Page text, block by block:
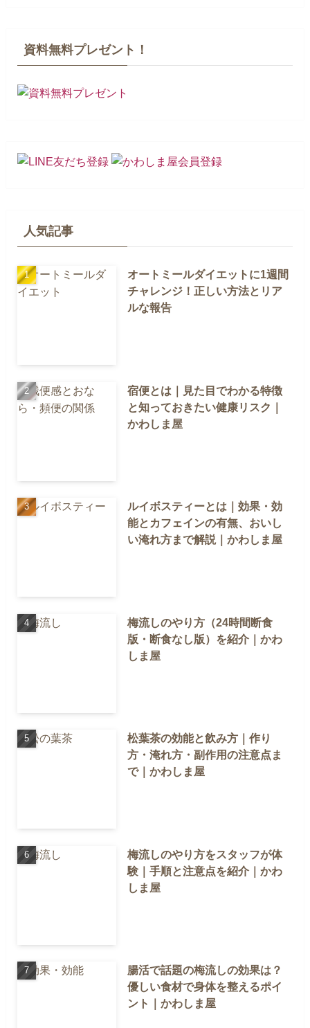
資料無料プレゼント！
人気記事
オートミールダイエットに1週間
チャレンジ！正しい方法とリア
ルな報告
宿便とは｜見た目でわかる特徴
と知っておきたい健康リスク｜
かわしま屋
ルイボスティーとは｜効果・効
能とカフェインの有無、おいし
い淹れ方まで解説｜かわしま屋
梅流しのやり方（24時間断食
版・断食なし版）を紹介｜かわ
しま屋
松葉茶の効能と飲み方｜作り
方・淹れ方・副作用の注意点ま
で｜かわしま屋
梅流しのやり方をスタッフが体
験｜手順と注意点を紹介｜かわ
しま屋
腸活で話題の梅流しの効果は？
優しい食材で身体を整えるポイ
ント｜かわしま屋